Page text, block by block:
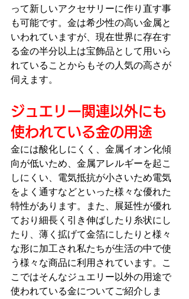
って新しいアクセサリーに作り直す事
も可能です。金は希少性の高い金属と
いわれていますが、現在世界に存在す
る金の半分以上は宝飾品として用いら
れていることからもその人気の高さが
伺えます。
ジュエリー関連以外にも
使われている金の用途
金には酸化しにくく、金属イオン化傾
向が低いため、金属アレルギーを起こ
しにくい、電気抵抗が小さいため電気
をよく通すなどといった様々な優れた
特性があります。また、展延性が優れ
ており細長く引き伸ばしたり糸状にし
たり、薄く拡げて金箔にしたりと様々
な形に加工され私たちが生活の中で使
う様々な商品に利用されています。こ
こではそんなジュエリー以外の用途で
使われている金についてご紹介しま